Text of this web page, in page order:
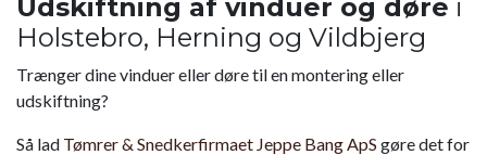
Udskiftning af vinduer og døre i
Holstebro, Herning og Vildbjerg
Trænger dine vinduer eller døre til en montering eller
udskiftning?
Så lad Tømrer & Snedkerfirmaet Jeppe Bang ApS gøre det for